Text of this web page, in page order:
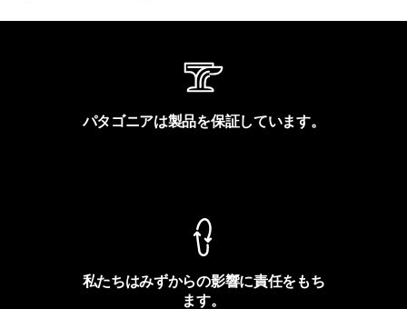
パタゴニアは製品を保証しています。
私たちはみずからの影響に責任をもち
ます。